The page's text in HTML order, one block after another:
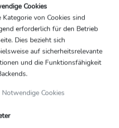
Fußball
nehmen Fans
erheblich auf das
Cookies
Kategorie von Cookies sind
erforderlich für den Betrieb
Dies bezieht sich
auf sicherheitsrelevante
und die Funktionsfähigkeit
Notwendige Cookies